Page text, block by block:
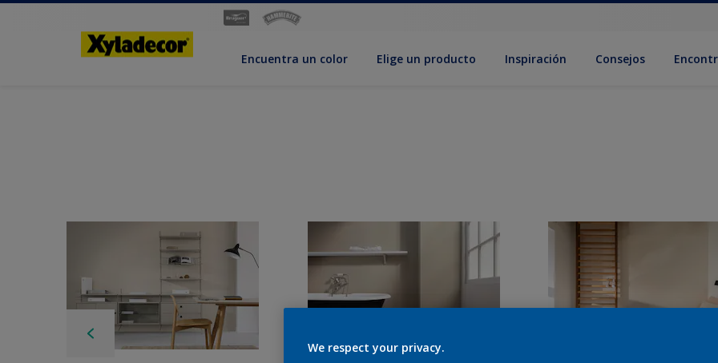
Encuentra un color Elige un producto Inspiración Consejos
We respect your privacy.